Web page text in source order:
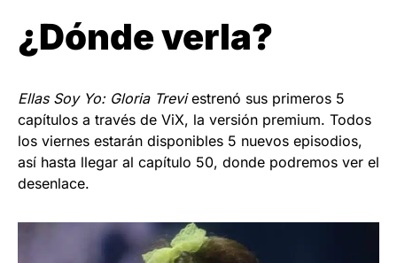
¿Dónde verla?
Ellas Soy Yo: Gloria Treviestrenó sus primeros 5
capítulos a través de ViX, la versión premium. Todos
los viernes estarán disponibles 5 nuevos episodios,
así hasta llegar al capítulo 50, donde podremos ver el
desenlace.